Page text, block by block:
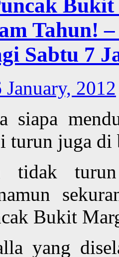
Tahun!
Sabtu 7
January, 2012
siapa
turun juga di
tidak
Bukit
yang